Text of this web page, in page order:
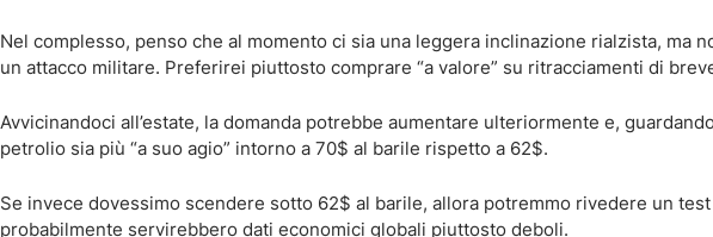
Nel complesso, penso che al momento ci sia una leggera inclinazione rialzista, ma
un attacco militare. Preferirei piuttosto comprare “a valore” su ritracciamenti di
Avvicinandoci all’estate, la domanda potrebbe aumentare ulteriormente e,
petrolio sia più “a suo agio” intorno a 70$ al barile rispetto a 62$.
Se invece dovessimo scendere sotto 62$ al barile, allora potremmo rivedere un
probabilmente servirebbero dati economici globali piuttosto deboli.